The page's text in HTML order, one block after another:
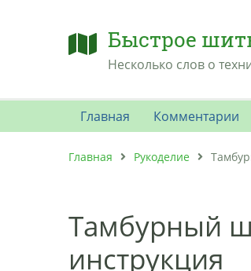
Быстрое
Несколько слов о
Главная Комментарии
Главная Рукоделие
Тамбурный
инструкция